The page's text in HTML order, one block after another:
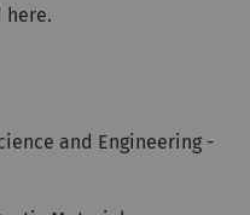
here.
and Engineering -